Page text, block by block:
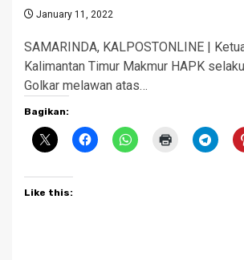
January 11, 2022
SAMARINDA, KALPOSTONLINE |
Kalimantan Timur Makmur HAPK
Golkar melawan atas…
Bagikan:
Like this: